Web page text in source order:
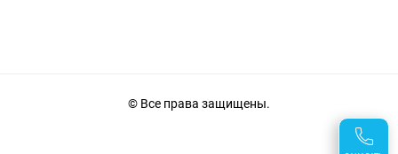
© Все права защищены.